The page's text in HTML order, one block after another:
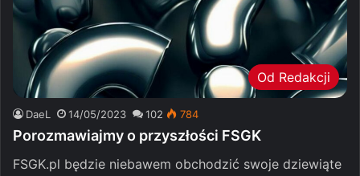
Od Redakcji
DaeL 14/05/2023 102 784
Porozmawiajmy o przyszłości FSGK
FSGK.pl będzie niebawem obchodzić swoje dziewiąte